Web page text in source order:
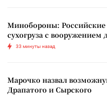
Минобороны: Российские
сухогруза с вооружением
33 минуты назад
Марочко назвал
Драпатого и Сырского